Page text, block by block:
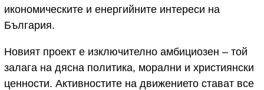
икономическите и енергийните интереси на
България.
Новият проект е изключително амбициозен – той
залага на дясна политика, морални и християнски
ценности. Активностите на движението стават все